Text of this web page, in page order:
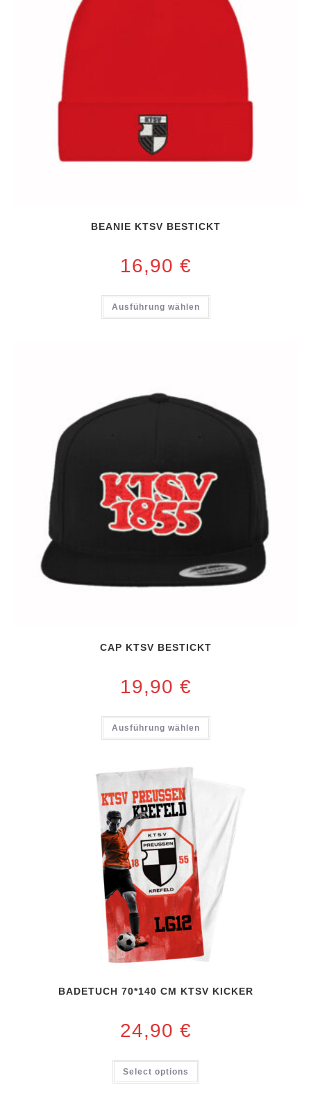
BEANIE KTSV BESTICKT
16,90 €
Ausführung wählen
CAP KTSV BESTICKT
19,90 €
Ausführung wählen
BADETUCH 70*140 CM KTSV KICKER
24,90 €
Select options